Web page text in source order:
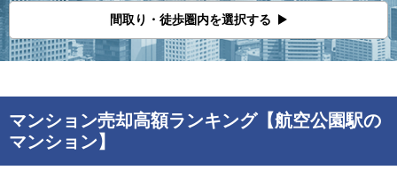
間取り・徒歩圏内を選択する
マンション売却高額ランキング【航空公園駅の
マンション】